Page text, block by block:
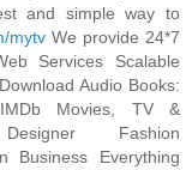
and simple way to
mytv We provide 24*7
Services Scalable
Audio Books:
IMDb Movies, TV &
Fashion
Business Everything